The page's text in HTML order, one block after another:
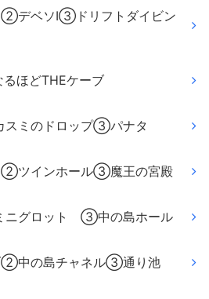
デベソⅠ③ドリフトダイビン
どTHEケーブ
ミのドロップ③パナタ
ツインホール③魔王の宮殿
グロット ③中の島ホール
中の島チャネル③通り池